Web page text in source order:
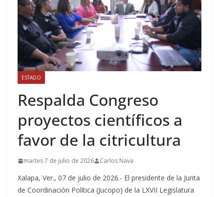
ESTADO
Respalda Congreso
proyectos científicos a
favor de la citricultura
martes 7 de julio de 2026 Carlos Nava
Xalapa, Ver., 07 de julio de 2026.- El presidente de la Junta
de Coordinación Política (Jucopo) de la LXVII Legislatura